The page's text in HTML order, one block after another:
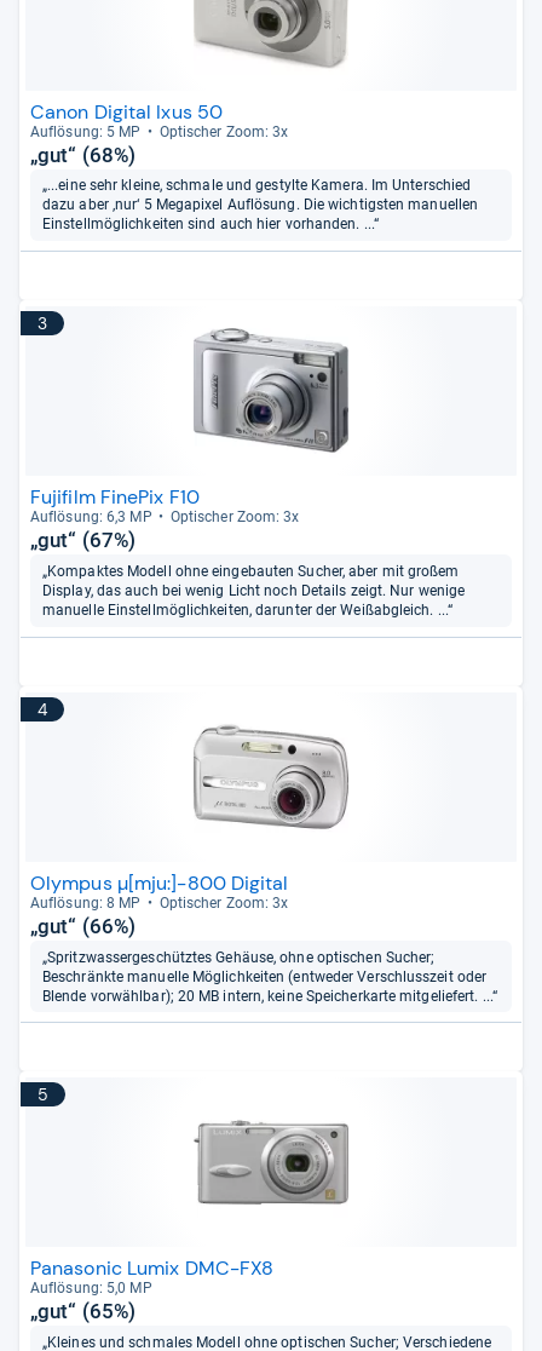
Canon Digital Ixus 50
Auf­lö­sung: 5 MP Opti­scher Zoom: 3x
„gut“ (68%)
„...eine sehr kleine, schmale und gestylte Kamera. Im Unterschied
dazu aber ‚nur‘ 5 Megapixel Auflösung. Die wichtigsten manuellen
Einstellmöglichkeiten sind auch hier vorhanden. ...“
3
Fujifilm FinePix F10
Auf­lö­sung: 6,3 MP Opti­scher Zoom: 3x
„gut“ (67%)
„Kompaktes Modell ohne eingebauten Sucher, aber mit großem
Display, das auch bei wenig Licht noch Details zeigt. Nur wenige
manuelle Einstellmöglichkeiten, darunter der Weißabgleich. ...“
4
Olympus µ[mju:]-800 Digital
Auf­lö­sung: 8 MP Opti­scher Zoom: 3x
„gut“ (66%)
„Spritzwassergeschütztes Gehäuse, ohne optischen Sucher;
Beschränkte manuelle Möglichkeiten (entweder Verschlusszeit oder
Blende vorwählbar); 20 MB intern, keine Speicherkarte mitgeliefert. ...“
5
Panasonic Lumix DMC-FX8
Auf­lö­sung: 5,0 MP
„gut“ (65%)
„Kleines und schmales Modell ohne optischen Sucher; Verschiedene